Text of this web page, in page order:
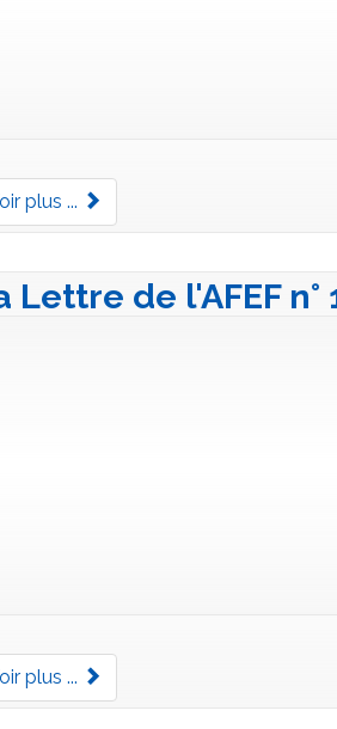
plus ...
Lettre de l'AFEF n°
plus ...